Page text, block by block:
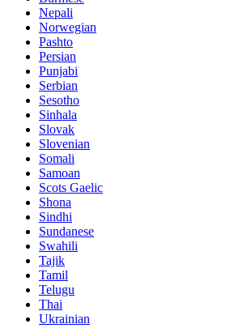
Nepali
Norwegian
Pashto
Persian
Punjabi
Serbian
Sesotho
Sinhala
Slovak
Slovenian
Somali
Samoan
Scots Gaelic
Shona
Sindhi
Sundanese
Swahili
Tajik
Tamil
Telugu
Thai
Ukrainian